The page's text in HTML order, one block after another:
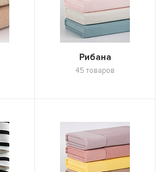
Рибана
45 товаров